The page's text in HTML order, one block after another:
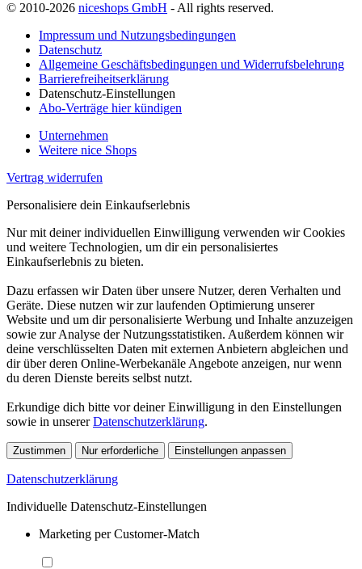
© 2010-2026 niceshops GmbH - All rights reserved.
Impressum und Nutzungsbedingungen
Datenschutz
Allgemeine Geschäftsbedingungen und Widerrufsbelehrung
Barrierefreiheitserklärung
Datenschutz-Einstellungen
Abo-Verträge hier kündigen
Unternehmen
Weitere nice Shops
Vertrag widerrufen
Personalisiere dein Einkaufserlebnis
Nur mit deiner individuellen Einwilligung verwenden wir Cookies
und weitere Technologien, um dir ein personalisiertes
Einkaufserlebnis zu bieten.
Dazu erfassen wir Daten über unsere Nutzer, deren Verhalten und
Geräte. Diese nutzen wir zur laufenden Optimierung unserer
Website und um dir personalisierte Werbung und Inhalte anzuzeigen
sowie zur Analyse der Nutzungsstatistiken. Außerdem können wir
deine verschlüsselten Daten mit externen Anbietern abgleichen und
dir über deren Online-Werbekanäle Angebote anzeigen, nur wenn
du deren Dienste bereits selbst nutzt.
Erkundige dich bitte vor deiner Einwilligung in den Einstellungen
sowie in unsererDatenschutzerklärung.
Zustimmen Nur erforderliche Einstellungen anpassen
Datenschutzerklärung
Individuelle Datenschutz-Einstellungen
Marketing per Customer-Match